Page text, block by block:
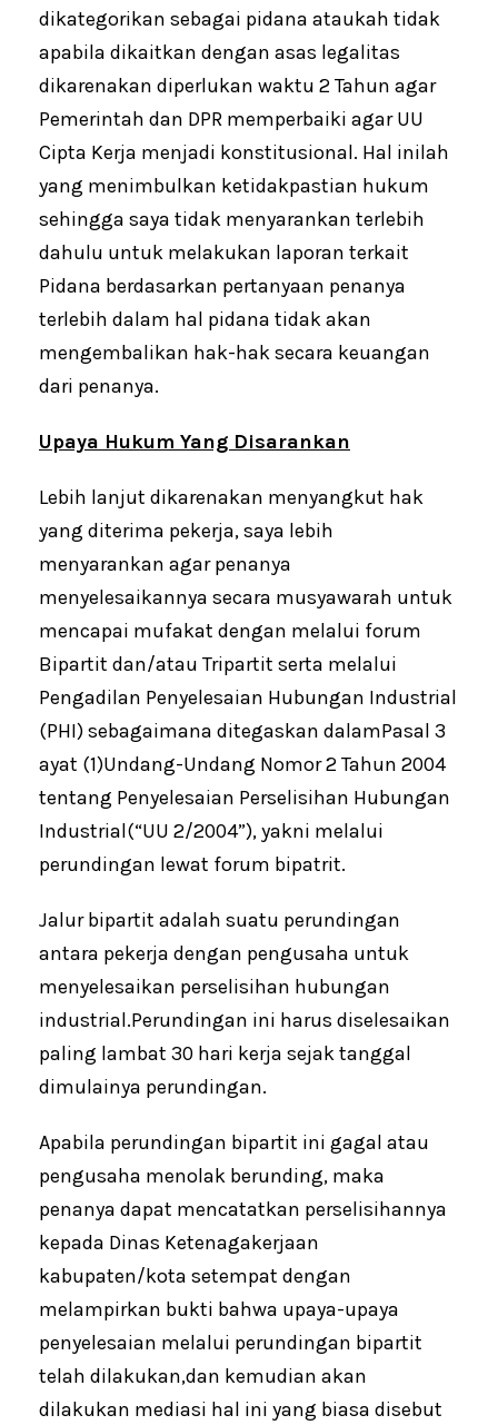
dikategorikan sebagai pidana ataukah tidak
apabila dikaitkan dengan asas legalitas
dikarenakan diperlukan waktu 2 Tahun agar
Pemerintah dan DPR memperbaiki agar UU
Cipta Kerja menjadi konstitusional. Hal inilah
yang menimbulkan ketidakpastian hukum
sehingga saya tidak menyarankan terlebih
dahulu untuk melakukan laporan terkait
Pidana berdasarkan pertanyaan penanya
terlebih dalam hal pidana tidak akan
mengembalikan hak-hak secara keuangan
dari penanya.
Upaya Hukum Yang Disarankan
Lebih lanjut dikarenakan menyangkut hak
yang diterima pekerja, saya lebih
menyarankan agar penanya
menyelesaikannya secara musyawarah untuk
mencapai mufakat dengan melalui forum
Bipartit dan/atau Tripartit serta melalui
Pengadilan Penyelesaian Hubungan Industrial
(PHI) sebagaimana ditegaskan dalamPasal 3
ayat (1)Undang-Undang Nomor 2 Tahun 2004
tentang Penyelesaian Perselisihan Hubungan
Industrial(“UU 2/2004”), yakni melalui
perundingan lewat forum bipatrit.
Jalur bipartit adalah suatu perundingan
antara pekerja dengan pengusaha untuk
menyelesaikan perselisihan hubungan
industrial.Perundingan ini harus diselesaikan
paling lambat 30 hari kerja sejak tanggal
dimulainya perundingan.
Apabila perundingan bipartit ini gagal atau
pengusaha menolak berunding, maka
penanya dapat mencatatkan perselisihannya
kepada Dinas Ketenagakerjaan
kabupaten/kota setempat dengan
melampirkan bukti bahwa upaya-upaya
penyelesaian melalui perundingan bipartit
telah dilakukan,dan kemudian akan
dilakukan mediasi hal ini yang biasa disebut